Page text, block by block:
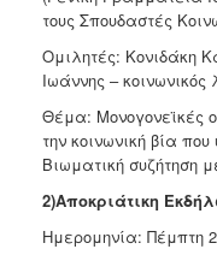
Κοινότητας
Φαρμακείο
Κοινωνικό
των
τους Σπουδαστές
Ομιλητές: Κονιδάκη
Ιωάννης – κοινωνικός
Θέμα: Μονογονεϊκές
την κοινωνική βία
Βιωματική συζήτηση
2)Αποκριάτικη
Ημερομηνία: Πέμπτη